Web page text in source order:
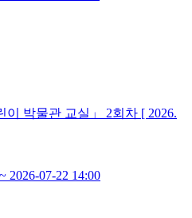
이 박물관 교실」 2회차 [ 2026.
2026-07-22 14:00